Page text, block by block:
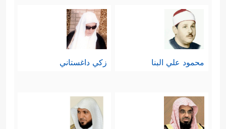
محمود علي البنا زكي داغستاني